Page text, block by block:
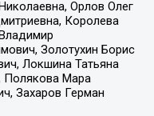
Орлов Олег
Королева
Золотухин Борис
Локшина Татьяна
Полякова Мара
Захаров Герман